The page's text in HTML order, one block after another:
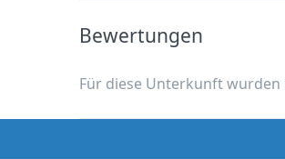
Bewertungen
Für diese Unterkunft